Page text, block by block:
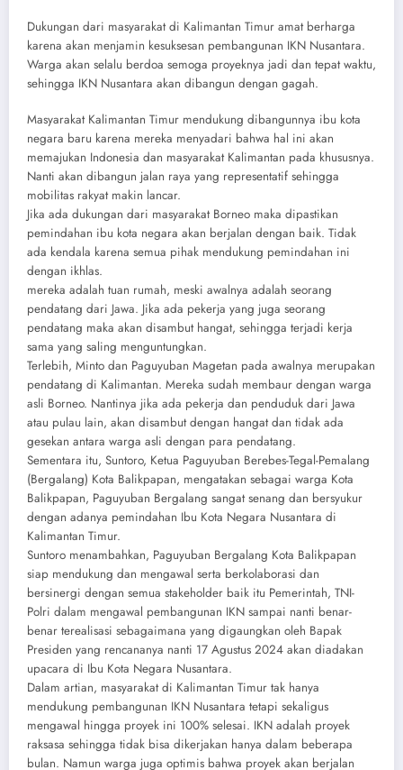
Dukungan dari masyarakat di Kalimantan Timur amat berharga
karena akan menjamin kesuksesan pembangunan IKN Nusantara.
Warga akan selalu berdoa semoga proyeknya jadi dan tepat waktu,
sehingga IKN Nusantara akan dibangun dengan gagah.
Masyarakat Kalimantan Timur mendukung dibangunnya ibu kota
negara baru karena mereka menyadari bahwa hal ini akan
memajukan Indonesia dan masyarakat Kalimantan pada khususnya.
Nanti akan dibangun jalan raya yang representatif sehingga
mobilitas rakyat makin lancar.
Jika ada dukungan dari masyarakat Borneo maka dipastikan
pemindahan ibu kota negara akan berjalan dengan baik. Tidak
ada kendala karena semua pihak mendukung pemindahan ini
dengan ikhlas.
mereka adalah tuan rumah, meski awalnya adalah seorang
pendatang dari Jawa. Jika ada pekerja yang juga seorang
pendatang maka akan disambut hangat, sehingga terjadi kerja
sama yang saling menguntungkan.
Terlebih, Minto dan Paguyuban Magetan pada awalnya merupakan
pendatang di Kalimantan. Mereka sudah membaur dengan warga
asli Borneo. Nantinya jika ada pekerja dan penduduk dari Jawa
atau pulau lain, akan disambut dengan hangat dan tidak ada
gesekan antara warga asli dengan para pendatang.
Sementara itu, Suntoro, Ketua Paguyuban Berebes-Tegal-Pemalang
(Bergalang) Kota Balikpapan, mengatakan sebagai warga Kota
Balikpapan, Paguyuban Bergalang sangat senang dan bersyukur
dengan adanya pemindahan Ibu Kota Negara Nusantara di
Kalimantan Timur.
Suntoro menambahkan, Paguyuban Bergalang Kota Balikpapan
siap mendukung dan mengawal serta berkolaborasi dan
bersinergi dengan semua stakeholder baik itu Pemerintah, TNI-
Polri dalam mengawal pembangunan IKN sampai nanti benar-
benar terealisasi sebagaimana yang digaungkan oleh Bapak
Presiden yang rencananya nanti 17 Agustus 2024 akan diadakan
upacara di Ibu Kota Negara Nusantara.
Dalam artian, masyarakat di Kalimantan Timur tak hanya
mendukung pembangunan IKN Nusantara tetapi sekaligus
mengawal hingga proyek ini 100% selesai. IKN adalah proyek
raksasa sehingga tidak bisa dikerjakan hanya dalam beberapa
bulan. Namun warga juga optimis bahwa proyek akan berjalan